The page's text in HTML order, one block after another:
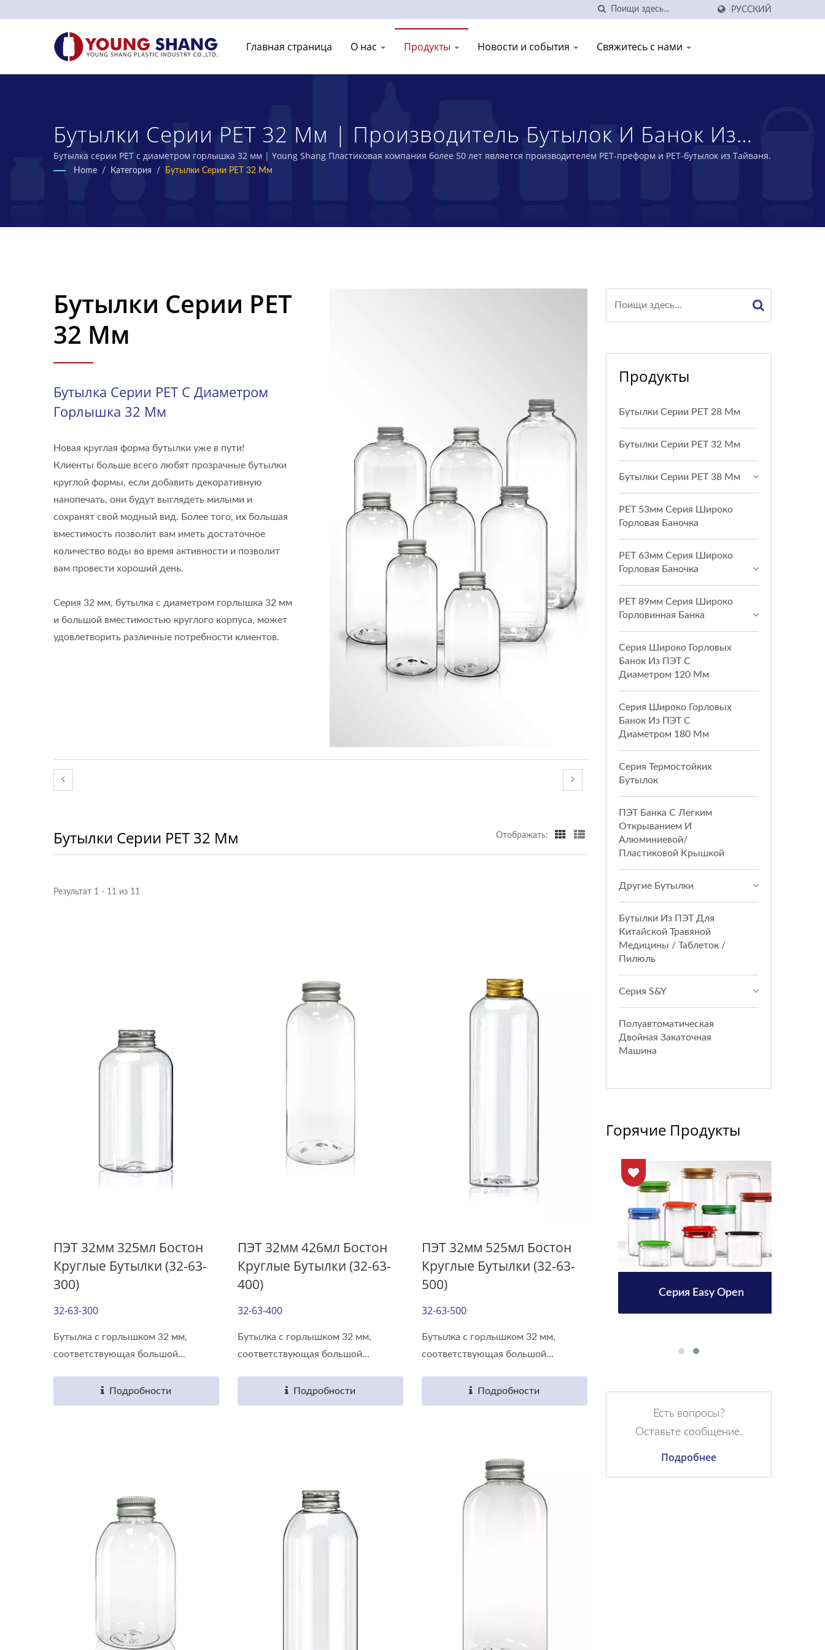
РУССКИЙ
Главная страница О нас Продукты Новости и события Свяжитесь с нами
Бутылки Серии PET 32 Мм | Производитель Бутылок И Банок Из
ПЭТ В Тайване | YOUNG SHANG PLASTIC INDUSTRY CO., LTD.
Бутылка серии PET с диаметром горлышка 32 мм | Young Shang Пластиковая компания более 50 лет является производителем PET-преформ и PET-бутылок из Тайваня.
Home / Категория / Бутылки Серии PET 32 Мм
Бутылки Серии PET
32 Мм
Бутылка Серии PET С Диаметром
Горлышка 32 Мм
Новая круглая форма бутылки уже в пути!
Клиенты больше всего любят прозрачные бутылки
круглой формы, если добавить декоративную
нанопечать, они будут выглядеть милыми и
сохранят свой модный вид. Более того, их большая
вместимость позволит вам иметь достаточное
количество воды во время активности и позволит
вам провести хороший день.
Серия 32 мм, бутылка с диаметром горлышка 32 мм
и большой вместимостью круглого корпуса, может
удовлетворить различные потребности клиентов.
Бутылки Серии PET 32 Мм Отображать:
Результат 1 - 11 из 11
ПЭТ 32мм 325мл Бостон
Круглые Бутылки (32-63-
300)
32-63-300
Бутылка с горлышком 32 мм,
соответствующая большой...
Подробности
ПЭТ 32мм 426мл Бостон
Круглые Бутылки (32-63-
400)
32-63-400
Бутылка с горлышком 32 мм,
соответствующая большой...
Подробности
ПЭТ 32мм 525мл Бостон
Круглые Бутылки (32-63-
500)
32-63-500
Бутылка с горлышком 32 мм,
соответствующая большой...
Подробности
Продукты
Бутылки Серии PET 28 Мм
Бутылки Серии PET 32 Мм
Бутылки Серии PET 38 Мм
PET 53мм Серия Широко
Горловая Баночка
PET 63мм Серия Широко
Горловая Баночка
PET 89мм Серия Широко
Горловинная Банка
Серия Широко Горловых
Банок Из ПЭТ С
Диаметром 120 Мм
Серия Широко Горловых
Банок Из ПЭТ С
Диаметром 180 Мм
Серия Термостойких
Бутылок
ПЭТ Банка С Легким
Открыванием И
Алюминиевой/
Пластиковой Крышкой
Другие Бутылки
Бутылки Из ПЭТ Для
Китайской Травяной
Медицины / Таблеток /
Пилюль
Серия S&Y
Полуавтоматическая
Двойная Закаточная
Машина
Горячие Продукты
Бутылка Для Напитков 38
Бутылка Для Напитков 38
Серия Easy Open
Есть вопросы?
Оставьте сообщение.
Подробнее